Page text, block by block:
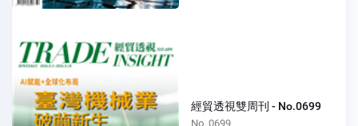
經貿透視雙周刊 - No.0699
No. 0699